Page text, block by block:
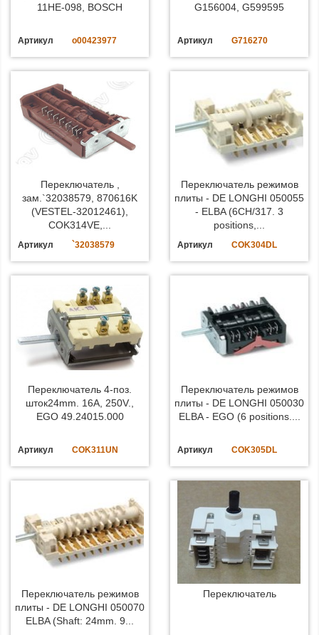
11HE-098, BOSCH
Артикул o00423977
G156004, G599595
Артикул G716270
Переключатель ,
зам.`32038579, 870616K
(VESTEL-32012461),
COK314VE,...
Артикул `32038579
Переключатель режимов
плиты - DE LONGHI 050055
- ELBA (6CH/317. 3
positions,...
Артикул COK304DL
Переключатель 4-поз.
шток24mm. 16A, 250V.,
EGO 49.24015.000
Артикул COK311UN
Переключатель режимов
плиты - DE LONGHI 050030
ELBA - EGO (6 positions....
Артикул COK305DL
Переключатель режимов
плиты - DE LONGHI 050070
ELBA (Shaft: 24mm. 9...
Переключатель